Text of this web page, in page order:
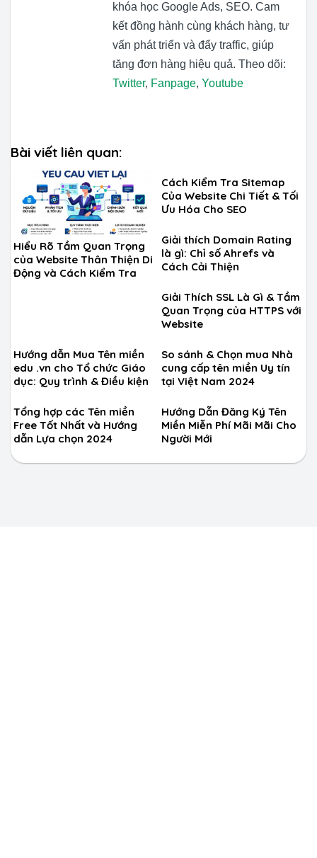
khóa học Google Ads, SEO. Cam
kết đồng hành cùng khách hàng, tư
vấn phát triển và đẩy traffic, giúp
tăng đơn hàng hiệu quả. Theo dõi:
Twitter, Fanpage, Youtube
Bài viết liên quan:
Hiểu Rõ Tầm Quan Trọng
của Website Thân Thiện Di
Động và Cách Kiểm Tra
Cách Kiểm Tra Sitemap
Của Website Chi Tiết & Tối
Ưu Hóa Cho SEO
Giải thích Domain Rating
là gì: Chỉ số Ahrefs và
Cách Cải Thiện
Giải Thích SSL Là Gì & Tầm
Quan Trọng của HTTPS với
Website
Hướng dẫn Mua Tên miền
edu .vn cho Tổ chức Giáo
dục: Quy trình & Điều kiện
So sánh & Chọn mua Nhà
cung cấp tên miền Uy tín
tại Việt Nam 2024
Tổng hợp các Tên miền
Free Tốt Nhất và Hướng
dẫn Lựa chọn 2024
Hướng Dẫn Đăng Ký Tên
Miền Miễn Phí Mãi Mãi Cho
Người Mới